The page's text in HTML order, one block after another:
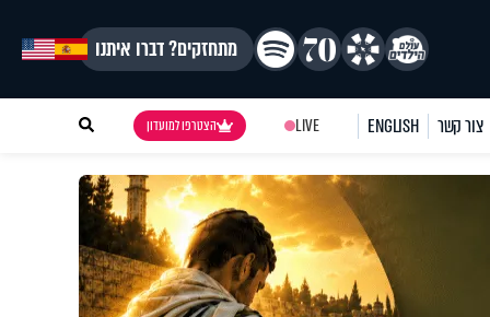
מתחזקים? דברו איתנו
צור קשר ENGLISH
LIVE הצטרפו למועדון